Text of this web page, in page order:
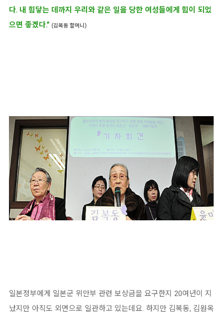
다. 내 힘닿는 데까지 우리와 같은 일을 당한 여성들에게 힘이 되었
으면 좋겠다.” (김복동 할머니)
일본정부에게 일본군 위안부 관련 보상금을 요구한지 20여년이 지
났지만 아직도 외면으로 일관하고 있는데요. 하지만 김복동, 김원옥